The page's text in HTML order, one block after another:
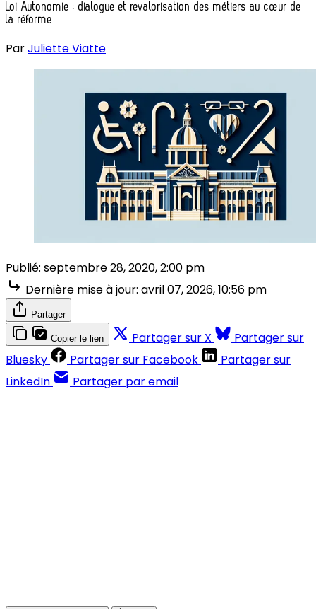
Loi Autonomie : dialogue et revalorisation des métiers au cœur de
la réforme
ParJuliette Viatte
Publié: septembre 28, 2020, 2:00 pm
Dernière mise à jour: avril 07, 2026, 10:56 pm
Partager
Copier le lien Partager sur X
Partager sur
Bluesky
Partager sur Facebook
Partager sur
LinkedIn
Partager par email